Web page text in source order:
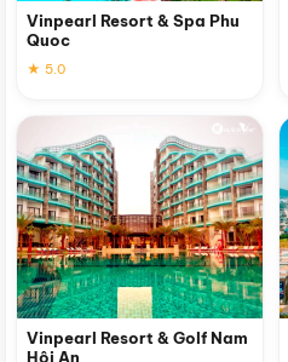
Vinpearl Resort & Spa Phu
Quoc
★ 5.0
Vinpearl Resort & Golf Nam
Hội An